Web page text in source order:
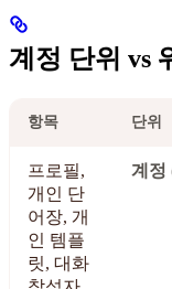
계정 단위 vs
항목 단위
프로필,
개인 단
어장, 개
인 템플
릿, 대화
계정